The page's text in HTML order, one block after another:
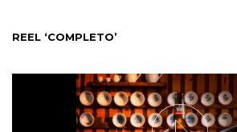
REEL ‘COMPLETO’